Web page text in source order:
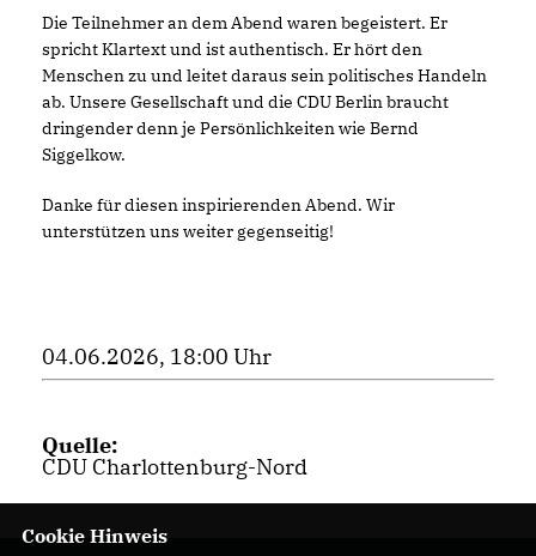
Die Teilnehmer an dem Abend waren begeistert. Er
spricht Klartext und ist authentisch. Er hört den
Menschen zu und leitet daraus sein politisches Handeln
ab. Unsere Gesellschaft und die CDU Berlin braucht
dringender denn je Persönlichkeiten wie Bernd
Siggelkow.
Danke für diesen inspirierenden Abend. Wir
unterstützen uns weiter gegenseitig!
04.06.2026, 18:00 Uhr
Quelle:
CDU Charlottenburg-Nord
Cookie Hinweis